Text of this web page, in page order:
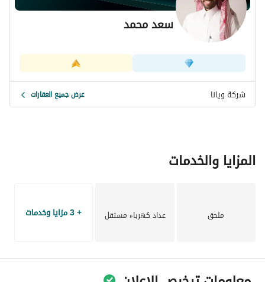
سعد محمد
شركة ويانا عرض جميع العقارات
المزايا والخدمات
ملحق عداد كهرباء مستقل + 3 مزايا وخدمات